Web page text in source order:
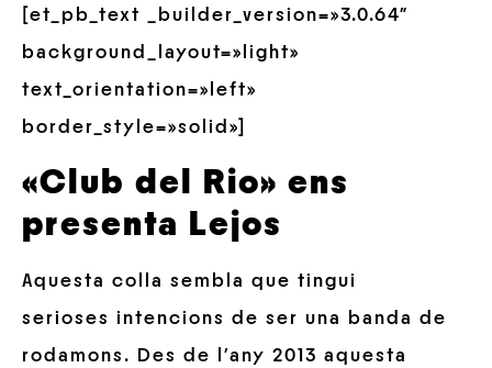
[et_pb_text _builder_version=»3.0.64″
background_layout=»light»
text_orientation=»left»
border_style=»solid»]
«Club del Rio» ens
presenta Lejos
Aquesta colla sembla que tingui
serioses intencions de ser una banda de
rodamons. Des de l’any 2013 aquesta